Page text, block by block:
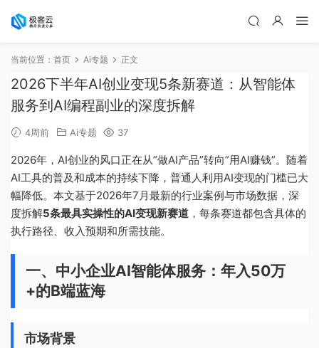
当前位置： 首页 Ai专题 正文
2026下半年AI创业变现5条新赛道：从智能体
服务到AI编程副业的深度拆解
4周前 Ai专题 37
2026年，AI创业的风口正在从”做AI产品”转向”用AI赚钱”。随着
AI工具的普及和成本的持续下降，普通人利用AI变现的门槛已大
幅降低。本文基于2026年7月最新的行业案例与市场数据，深
度拆解5条最具实操性的AI变现新赛道 ，每条赛道都包含具体的
执行路径、收入预期和所需技能。
一、中小企业AI智能体服务：年入50万
+的B端蓝海
市场背景